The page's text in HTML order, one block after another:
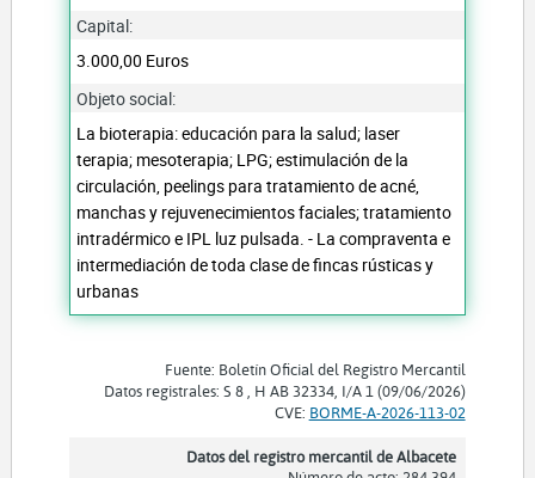
Capital:
3.000,00 Euros
Objeto social:
La bioterapia: educación para la salud; laser
terapia; mesoterapia; LPG; estimulación de la
circulación, peelings para tratamiento de acné,
manchas y rejuvenecimientos faciales; tratamiento
intradérmico e IPL luz pulsada. - La compraventa e
intermediación de toda clase de fincas rústicas y
urbanas
Fuente: Boletín Oficial del Registro Mercantil
Datos registrales: S 8 , H AB 32334, I/A 1 (09/06/2026)
CVE: BORME-A-2026-113-02
Datos del registro mercantil de Albacete